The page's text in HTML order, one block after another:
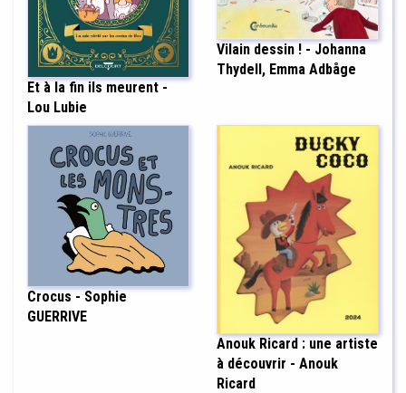
Et à la fin ils meurent -
Lou Lubie
Vilain dessin ! - Johanna
Thydell, Emma Adbåge
Crocus - Sophie
GUERRIVE
Anouk Ricard : une artiste
à découvrir - Anouk
Ricard